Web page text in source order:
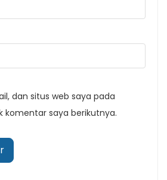
dan situs web saya pada
komentar saya berikutnya.